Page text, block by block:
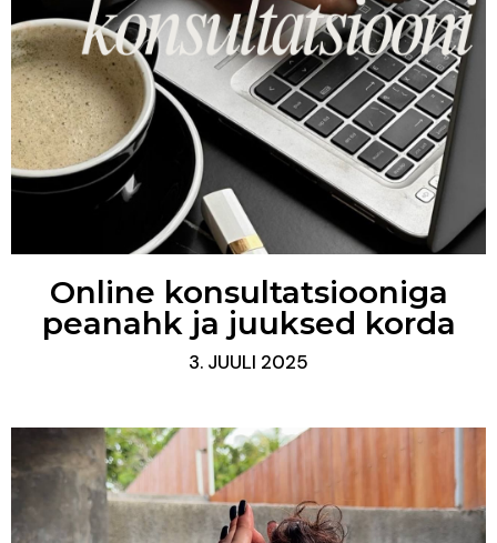
Online konsultatsiooniga
peanahk ja juuksed korda
3. JUULI 2025